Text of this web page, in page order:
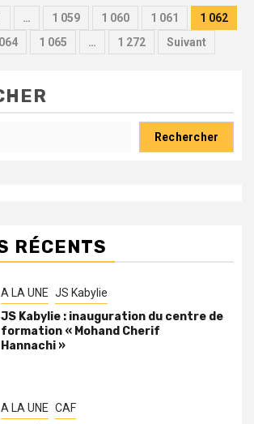
… 1 059 1 060 1 061
1 062
1 065 … 1 272 Suivant
Rechercher
RÉCENTS
A LA UNE JS Kabylie
JS Kabylie : inauguration du centre de
formation « Mohand Cherif
Hannachi »
A LA UNE CAF